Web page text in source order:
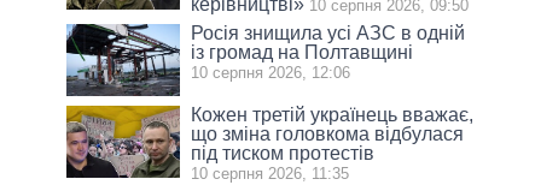
керівництві» 10 серпня 2026, 09:50
Росія знищила усі АЗС в одній
із громад на Полтавщині
10 серпня 2026, 12:06
Кожен третій українець вважає,
що зміна головкома відбулася
під тиском протестів
10 серпня 2026, 11:35